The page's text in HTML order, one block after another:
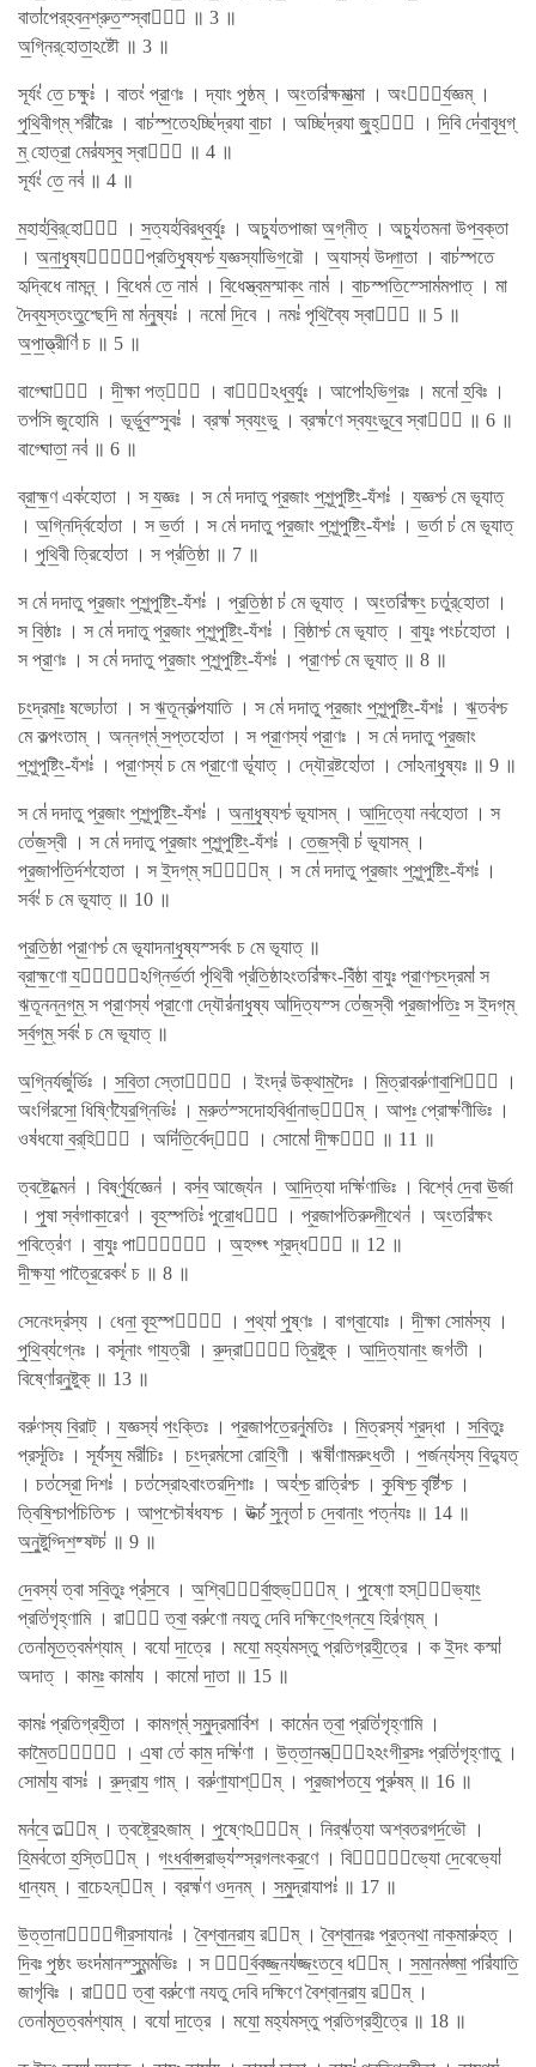
বাতা॑পের্​হবন॒শ্রুত॒স্স্বাহা᳚ ॥ 3 ॥
অ॒গ্নির্​হোতা॒ঽষ্টৌ ॥ 3 ॥
সূর্যং॑ তে॒ চক্ষুঃ॑ । বাতং॑ প্রা॒ণঃ । দ্যাং পৃ॒ষ্ঠম্ । অং॒তরি॑ক্ষমা॒ত্মা । অংগৈ᳚র্য॒জ্ঞম্ ।
পৃ॒থি॒বীগ্​ম্ শরী॑রৈঃ । বাচ॑স্প॒তেঽচ্ছি॑দ্রযা বা॒চা । অচ্ছি॑দ্রযা জু॒হ্বা᳚ । দি॒বি দে॑বা॒বৃধ॒গ্​
ম্॒ হোত্রা॒ মের॑যস্ব॒ স্বাহা᳚ ॥ 4 ॥
সূর্যং॑ তে॒ নব॑ ॥ 4 ॥
ম॒হাহ॑বি॒র্​হোতা᳚ । স॒ত্যহ॑বিরধ্ব॒র্যুঃ । অচ্যু॑তপাজা অ॒গ্নীত্ । অচ্যু॑তমনা উপব॒ক্তা
। অ॒না॒ধৃ॒ষ্যশ্চা᳚প্রতিধৃ॒ষ্যশ্চ॑ য॒জ্ঞস্যা॑ভিগ॒রৌ । অ॒যাস্য॑ উদ্গা॒তা । বাচ॑স্পতে
হৃদ্বিধে নামন্ন্ । বি॒ধেম॑ তে॒ নাম॑ । বি॒ধেস্ত্বম॒স্মাকং॒ নাম॑ । বা॒চস্পতি॒স্সোম॑মপাত্ । মা
দৈব্য॒স্তংতু॒শ্ছেদি॒ মা ম॑নু॒ষ্যঃ॑ । নমো॑ দি॒বে । নমঃ॑ পৃথি॒ব্যৈ স্বাহা᳚ ॥ 5 ॥
অ॒পা॒ত্ত্রীণি॑ চ ॥ 5 ॥
বাগ্ঘোতা᳚ । দী॒ক্ষা পত্নী᳚ । বাতো᳚ঽধ্ব॒র্যুঃ । আপো॑ঽভিগ॒রঃ । মনো॑ হ॒বিঃ ।
তপ॑সি জুহোমি । ভূর্ভুব॒স্সুবঃ॑ । ব্রহ্ম॑ স্বযং॒ভু । ব্রহ্ম॑ণে স্বযং॒ভুবে॒ স্বাহা᳚ ॥ 6 ॥
বাগ্ঘোতা॒ নব॑ ॥ 6 ॥
ব্রা॒হ্ম॒ণ এক॑হোতা । স য॒জ্ঞঃ । স মে॑ দদাতু প্র॒জাং প॒শূন্পুষ্টিং॒-যঁশঃ॑ । য॒জ্ঞশ্চ॑ মে ভূযাত্
। অ॒গ্নির্দ্বিহো॑তা । স ভ॒র্তা । স মে॑ দদাতু প্র॒জাং প॒শূন্পুষ্টিং॒-যঁশঃ॑ । ভ॒র্তা চ॑ মে ভূযাত্
। পৃ॒থি॒বী ত্রিহো॑তা । স প্র॑তি॒ষ্ঠা ॥ 7 ॥
স মে॑ দদাতু প্র॒জাং প॒শূন্পুষ্টিং॒-যঁশঃ॑ । প্র॒তি॒ষ্ঠা চ॑ মে ভূযাত্ । অং॒তরি॑ক্ষং॒ চতু॑র্​হোতা ।
স বি॒ষ্ঠাঃ । স মে॑ দদাতু প্র॒জাং প॒শূন্পুষ্টিং॒-যঁশঃ॑ । বি॒ষ্ঠাশ্চ॑ মে ভূযাত্ । বা॒যুঃ পংচ॑হোতা ।
স প্রা॒ণঃ । স মে॑ দদাতু প্র॒জাং প॒শূন্পুষ্টিং॒-যঁশঃ॑ । প্রা॒ণশ্চ॑ মে ভূযাত্ ॥ 8 ॥
চং॒দ্রমাঃ॒ ষড্ঢো॑তা । স ঋ॒তূন্ক॑ল্পযাতি । স মে॑ দদাতু প্র॒জাং প॒শূন্পুষ্টিং॒-যঁশঃ॑ । ঋ॒তব॑শ্চ
মে কল্পংতাম্ । অন্নগ্​ম্॑ স॒প্তহো॑তা । স প্রা॒ণস্য॑ প্রা॒ণঃ । স মে॑ দদাতু প্র॒জাং
প॒শূন্পুষ্টিং॒-যঁশঃ॑ । প্রা॒ণস্য॑ চ মে প্রা॒ণো ভূ॑যাত্ । দ্যৌর॒ষ্টহো॑তা । সো॑ঽনাধৃ॒ষ্যঃ ॥ 9 ॥
স মে॑ দদাতু প্র॒জাং প॒শূন্পুষ্টিং॒-যঁশঃ॑ । অ॒না॒ধৃ॒ষ্যশ্চ॑ ভূযাসম্ । আ॒দি॒ত্যো নব॑হোতা । স
তে॑জ॒স্বী । স মে॑ দদাতু প্র॒জাং প॒শূন্পুষ্টিং॒-যঁশঃ॑ । তে॒জ॒স্বী চ॑ ভূযাসম্ ।
প্র॒জাপ॑তি॒র্দশ॑হোতা । স ই॒দগ্​ম্ সর্ব᳚ম্ । স মে॑ দদাতু প্র॒জাং প॒শূন্পুষ্টিং॒-যঁশঃ॑ ।
সর্বং॑ চ মে ভূযাত্ ॥ 10 ॥
প্র॒তি॒ষ্ঠা প্রা॒ণশ্চ॑ মে ভূযাদনাধৃ॒ষ্যস্সর্বং চ মে ভূযাত্ ॥
ব্রা॒হ্ম॒ণো য॒জ্ঞো᳚ঽগ্নির্ভ॒র্তা পৃ॑থি॒বী প্র॑তি॒ষ্ঠাঽংতরি॑ক্ষং-বিঁ॒ষ্ঠা বা॒যুঃ প্রা॒ণশ্চং॒দ্রমা॑ স
ঋ॒তূনন্ন॒গ্​ম্॒ স প্রা॒ণস্য॑ প্রা॒ণো দ্যৌর॑নাধৃ॒ষ্য আ॑দি॒ত্যস্স তে॑জ॒স্বী প্র॒জাপ॑তিঃ॒ স ই॒দগ্​ম্
সর্ব॒গ্​ম্॒ সর্বং॑ চ মে ভূযাত্ ॥
অ॒গ্নির্যজু॑র্ভিঃ । স॒বি॒তা স্তোমৈঃ᳚ । ইংদ্র॑ উক্থাম॒দৈঃ । মি॒ত্রাবরু॑ণাবা॒শিষা᳚ ।
অংগি॑রসো॒ ধিষ্ণি॑যৈর॒গ্নিভিঃ॑ । ম॒রুত॑স্সদোহবির্ধা॒নাভ্যা᳚ম্ । আপঃ॒ প্রোক্ষ॑ণীভিঃ ।
ওষ॑ধযো ব॒র্​হিষা᳚ । অদি॑তি॒র্বেদ্যা᳚ । সোমো॑ দী॒ক্ষযা᳚ ॥ 11 ॥
ত্বষ্টে॒ধ্মেন॑ । বিষ্ণু॑র্য॒জ্ঞেন॑ । বস॑ব॒ আজ্যে॑ন । আ॒দি॒ত্যা দক্ষি॑ণাভিঃ । বিশ্বে॑ দে॒বা ঊ॒র্জা
। পূ॒ষা স্ব॑গাকা॒রেণ॑ । বৃহ॒স্পতিঃ॑ পুরো॒ধযা᳚ । প্র॒জাপ॑তিরুদ্গী॒থেন॑ । অং॒তরি॑ক্ষং
প॒বিত্রে॑ণ । বা॒যুঃ পাত্রৈঃ᳚ । অ॒হগ্গ্‍ং শ্র॒দ্ধযা᳚ ॥ 12 ॥
দী॒ক্ষযা॒ পাত্রৈ॒রেকং॑ চ ॥ 8 ॥
সেনেংদ্র॑স্য । ধেনা॒ বৃহ॒স্পতেঃ᳚ । প॒থ্যা॑ পূ॒ষ্ণঃ । বাগ্বা॒যোঃ । দী॒ক্ষা সোম॑স্য ।
পৃ॒থি॒ব্য॑গ্নেঃ । বসূ॑নাং গায॒ত্রী । রু॒দ্রাণাং᳚ ত্রি॒ষ্টুক্ । আ॒দি॒ত্যানাং॒ জগ॑তী ।
বিষ্ণো॑রনু॒ষ্টুক্ ॥ 13 ॥
বরু॑ণস্য বি॒রাট্ । য॒জ্ঞস্য॑ পং॒ক্তিঃ । প্র॒জাপ॑তে॒রনু॑মতিঃ । মি॒ত্রস্য॑ শ্র॒দ্ধা । স॒বি॒তুঃ
প্রসূ॑তিঃ । সূর্য॑স্য॒ মরী॑চিঃ । চং॒দ্রম॑সো রোহি॒ণী । ঋষী॑ণামরুংধ॒তী । প॒র্জন্য॑স্য বি॒দ্যুত্
। চত॑স্রো॒ দিশঃ॑ । চত॑স্রোঽবাংতরদি॒শাঃ । অহ॑শ্চ॒ রাত্রি॑শ্চ । কৃ॒ষিশ্চ॒ বৃষ্টি॑শ্চ ।
ত্বিষি॒শ্চাপ॑চিতিশ্চ । আপ॒শ্চৌষ॑ধযশ্চ । ঊর্ক্চ॑ সূ॒নৃতা॑ চ দে॒বানাং॒ পত্ন॑যঃ ॥ 14 ॥
অ॒নু॒ষ্টুগ্দিশ॒ষ্ষট্চ॑ ॥ 9 ॥
দে॒বস্য॑ ত্বা সবি॒তুঃ প্র॑স॒বে । অ॒শ্বিনো᳚র্বা॒হুভ্যা᳚ম্ । পূ॒ষ্ণো হস্তা᳚ভ্যাং॒
প্রতি॑গৃহ্ণামি । রাজা᳚ ত্বা॒ বরু॑ণো নযতু দেবি দক্ষিণে॒ঽগ্নযে॒ হির॑ণ্যম্ ।
তেনা॑মৃত॒ত্বম॑শ্যাম্ । বযো॑ দা॒ত্রে । মযো॒ মহ্য॑মস্তু প্রতিগ্রহী॒ত্রে । ক ই॒দং কস্মা॑
অদাত্ । কামঃ॒ কামা॑য । কামো॑ দা॒তা ॥ 15 ॥
কামঃ॑ প্রতিগ্রহী॒তা । কামগ্​ম্॑ সমু॒দ্রমাবি॑শ । কামে॑ন ত্বা॒ প্রতি॑গৃহ্ণামি ।
কামৈ॒তত্তে᳚ । এ॒ষা তে॑ কাম॒ দক্ষি॑ণা । উ॒ত্তা॒নস্ত্বা᳚ঽঽংগীর॒সঃ প্রতি॑গৃহ্ণাতু ।
সোমা॑য॒ বাসঃ॑ । রু॒দ্রায॒ গাম্ । বরু॑ণা॒যাশ্ব᳚ম্ । প্র॒জাপ॑তযে॒ পুরু॑ষম্ ॥ 16 ॥
মন॑বে॒ তল্প᳚ম্ । ত্বষ্ট্রে॒ঽজাম্ । পূ॒ষ্ণেঽবি᳚ম্ । নির্​ঋ॑ত্যা অশ্বতরগর্দ॒ভৌ ।
হি॒মব॑তো হ॒স্তিন᳚ম্ । গং॒ধ॒র্বা॒প্স॒রাভ্য॑স্স্রগলংকর॒ণে । বিশ্বে᳚ভ্যো দে॒বেভ্যো॑
ধা॒ন্যম্ । বা॒চেঽন্ন᳚ম্ । ব্রহ্ম॑ণ ওদ॒নম্ । স॒মু॒দ্রাযাপঃ॑ ॥ 17 ॥
উ॒ত্তা॒নাযাং᳚গীর॒সাযানঃ॑ । বৈ॒শ্বা॒ন॒রায॒ রথ᳚ম্ । বৈ॒শ্বা॒ন॒রঃ প্র॒ত্নথা॒ নাক॒মারু॑হত্ ।
দি॒বঃ পৃ॒ষ্ঠং ভংদ॑মানস্সু॒মন্ম॑ভিঃ । স পূ᳚র্ব॒বজ্জ॒নয॑জ্জং॒তবে॒ ধন᳚ম্ । স॒মা॒নম॑জ্মা॒ পরি॑যাতি॒
জাগৃ॑বিঃ । রাজা᳚ ত্বা॒ বরু॑ণো নযতু দেবি দক্ষিণে বৈশ্বান॒রায॒ রথ᳚ম্ ।
তেনা॑মৃত॒ত্বম॑শ্যাম্ । বযো॑ দা॒ত্রে । মযো॒ মহ্য॑মস্তু প্রতিগ্রহী॒ত্রে ॥ 18 ॥